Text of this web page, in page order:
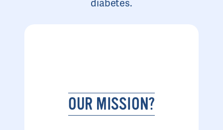
diabetes.
OUR MISSION?